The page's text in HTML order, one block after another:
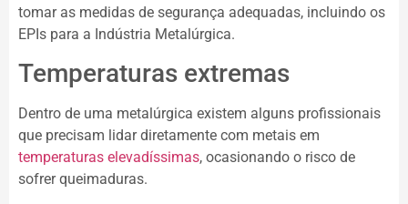
tomar as medidas de segurança adequadas, incluindo os
EPIs para a Indústria Metalúrgica.
Temperaturas extremas
Dentro de uma metalúrgica existem alguns profissionais
que precisam lidar diretamente com metais em
temperaturas elevadíssimas, ocasionando o risco de
sofrer queimaduras.